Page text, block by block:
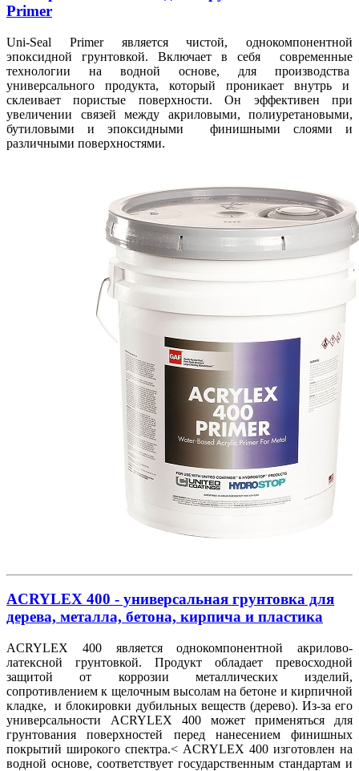
Primer
Uni-Seal Primer является чистой, однокомпонентной
эпоксидной грунтовкой. Включает в себя современные
технологии на водной основе, для производства
универсального продукта, который проникает внутрь и
склеивает пористые поверхности. Он эффективен при
увеличении связей между акриловыми, полиуретановыми,
бутиловыми и эпоксидными финишными слоями и
различными поверхностями.
ACRYLEX 400 - универсальная грунтовка для
дерева, металла, бетона, кирпича и пластика
ACRYLEX 400 является однокомпонентной акрилово-
латексной грунтовкой. Продукт обладает превосходной
защитой от коррозии металлических изделий,
сопротивлением к щелочным высолам на бетоне и кирпичной
кладке, и блокировки дубильных веществ (дерево). Из-за его
универсальности ACRYLEX 400 может применяться для
грунтования поверхностей перед нанесением финишных
покрытий широкого спектра.< ACRYLEX 400 изготовлен на
водной основе, соответствует государственным стандартам и